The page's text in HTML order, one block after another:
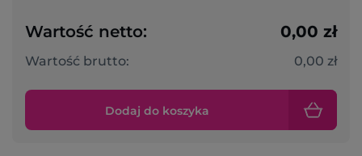
Wartość netto: 0,00 zł
Wartość brutto: 0,00 zł
Dodaj do koszyka